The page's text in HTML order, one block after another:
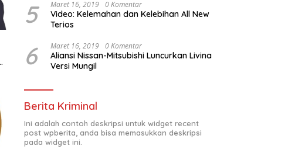
5 Maret 16, 2019 0 Komentar
Video: Kelemahan dan Kelebihan All New
Terios
6 Maret 16, 2019 0 Komentar
Aliansi Nissan-Mitsubishi Luncurkan Livina
Versi Mungil
Berita Kriminal
Ini adalah contoh deskripsi untuk widget recent
post wpberita, anda bisa memasukkan deskripsi
pada widget ini.